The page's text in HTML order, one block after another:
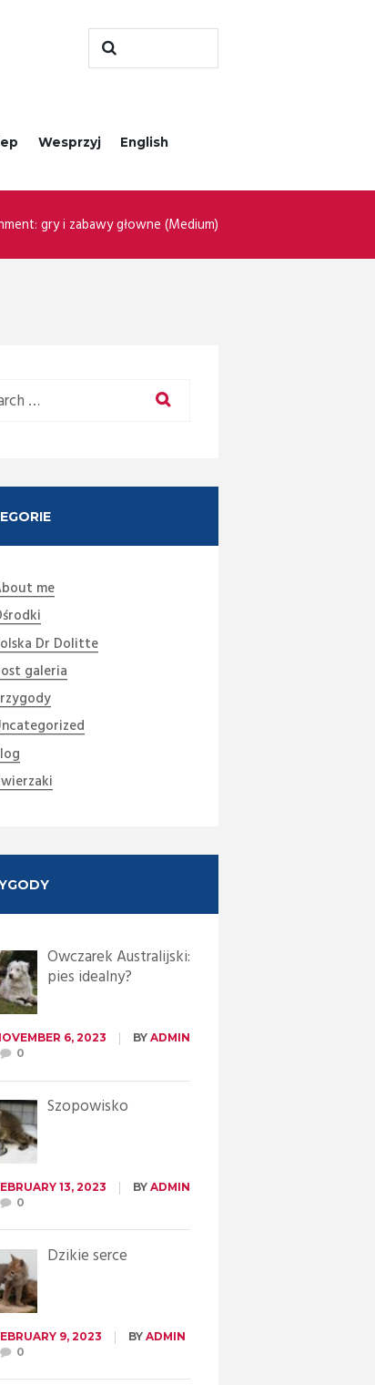
Wesprzyj English
gry i zabawy głowne (Medium)
me
Dr Dolitte
galeria
Owczarek Australijski:
pies idealny?
6, 2023 BY ADMIN
0
Szopowisko
13, 2023 BY ADMIN
0
Dzikie serce
9, 2023 BY ADMIN
0